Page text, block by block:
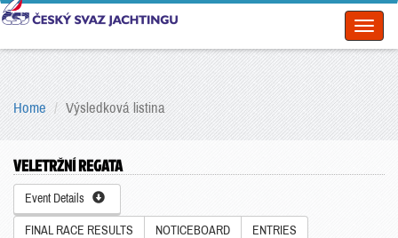
Home Výsledková listina
VELETRŽNÍ REGATA
Event Details
FINAL RACE RESULTS NOTICEBOARD ENTRIES